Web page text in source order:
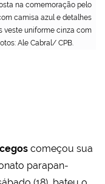
na comemoração pelo
camisa azul e detalhes
veste uniforme cinza com
Ale Cabral/ CPB.
começou sua
parapan-